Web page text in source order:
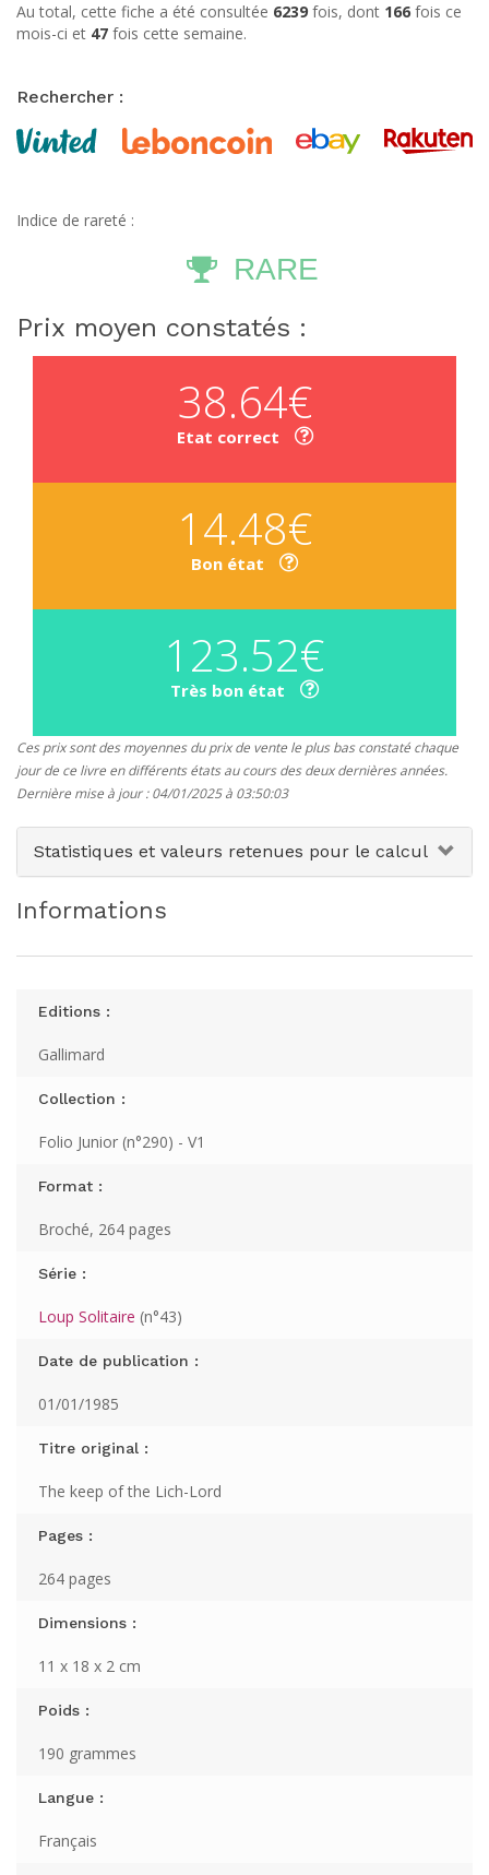
Au total, cette fiche a été consultée 6239 fois, dont 166 fois ce
mois-ci et 47 fois cette semaine.
Rechercher :
Indice de rareté :
RARE
Prix moyen constatés :
38.64€
Etat correct
14.48€
Bon état
123.52€
Très bon état
Ces prix sont des moyennes du prix de vente le plus bas constaté chaque
jour de ce livre en différents états au cours des deux dernières années.
Dernière mise à jour : 04/01/2025 à 03:50:03
Statistiques et valeurs retenues pour le calcul
Informations
Editions :
Gallimard
Collection :
Folio Junior (n°290) - V1
Format :
Broché, 264 pages
Série :
Loup Solitaire (n°43)
Date de publication :
01/01/1985
Titre original :
The keep of the Lich-Lord
Pages :
264 pages
Dimensions :
11 x 18 x 2 cm
Poids :
190 grammes
Langue :
Français